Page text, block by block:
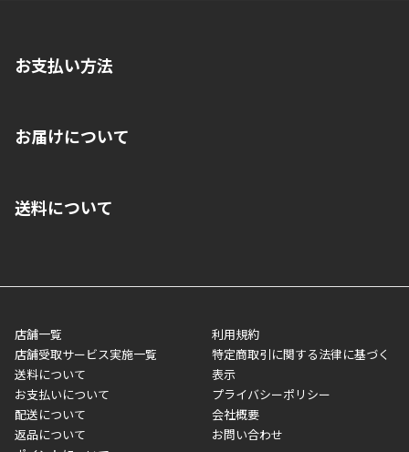
お支払い方法
いいただくことはできません。ご了承ください。
■代金引換(代引)※手数料がかかります
■商品によっては一部決済方法が使用できない場合がございま
す。
お届けについて
ご注文が確認出来次第、1～4営業日に発送いたします。「お取り
業日にてお引渡しとなります。(離島などの場合、例外もあります)
メーカー直送品など一部商品については、その他商品との購入に
制限がかかる場合がございます。また発送日についても、通常と
異なる場合がございます。対象商品の説明ページをご確認くださ
い。
■店舗受取をご選択いただいた場合
ご注文が確認出来次第、お受取される店舗在庫を使用してご準備
送料について
店舗一覧
店舗受取サービス実施一覧
送料について
お支払いについて
配送について
返品について
利用規約
特定商取引に関する法律に基づく
表示
プライバシーポリシー
会社概要
お問い合わせ